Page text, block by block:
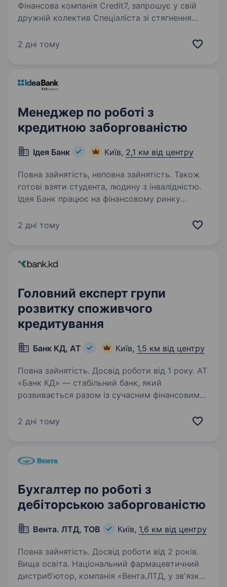
Фінансова компанія Credit7, запрошує у свій
дружній колектив Спеціаліста зі стягнення
міжнародної фінансової групи і з 2019 року
2 дні тому
Менеджер по роботі з
кредитною заборгованістю
Ідея Банк Київ, 2,1 км від центру
Повна зайнятість, неповна зайнятість. Також
готові взяти студента, людину з інвалідністю.
Ідея Банк працює на фінансовому ринку
зарекомендував себе як надійний фінансовий
розвиток персоналу,…
2 дні тому
Головний експерт групи
розвитку споживчого
кредитування
Банк КД, АТ Київ, 1,5 км від центру
Повна зайнятість. Досвід роботи від 1 року. АТ
«Банк КД» — стабільний банк, який
розвивається разом із сучасним фінансовим
обслуговування клієнтів. Ми створюємо умови
2 дні тому
Бухгалтер по роботі з
дебіторською заборгованістю
Вента. ЛТД, ТОВ Київ, 1,6 км від центру
Повна зайнятість. Досвід роботи від 2 років.
Вища освіта. Національний фармацевтичний
дистрибʼютор, компанія «Вента.ЛТД, у звʼязку